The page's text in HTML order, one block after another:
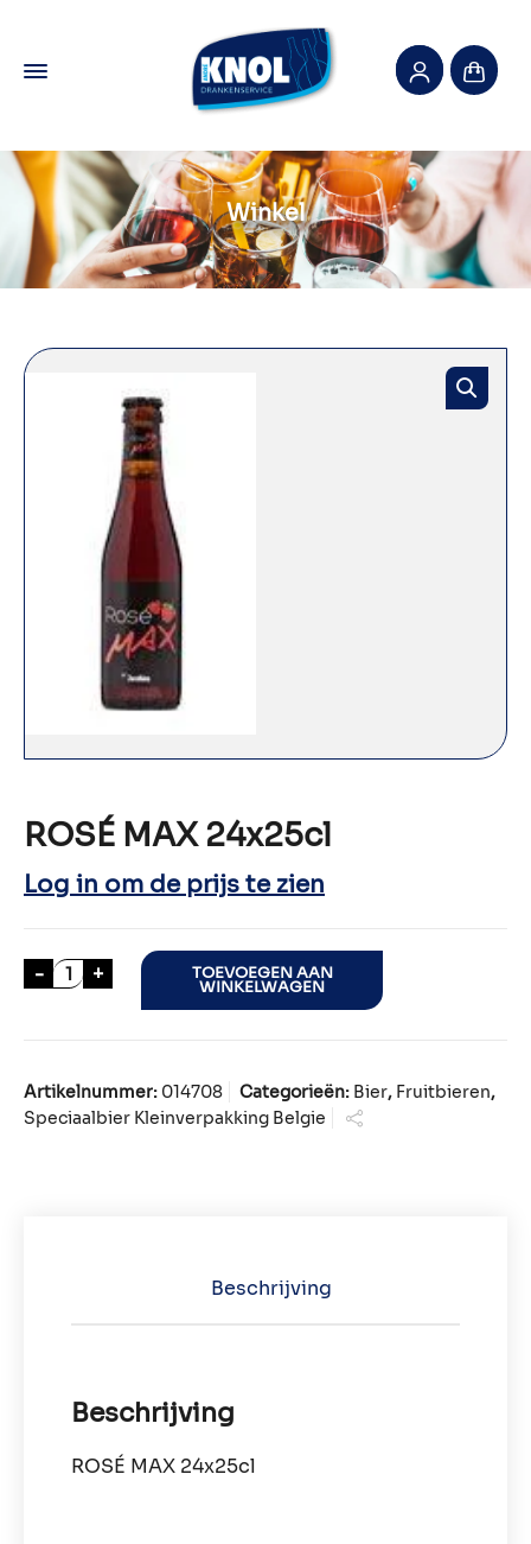
Winkel
ROSÉ MAX 24x25cl
Log in om de prijs te zien
- ROSÉ MAX 24x25cl aantal
+ TOEVOEGEN AAN
WINKELWAGEN
Artikelnummer: 014708 Categorieën: Bier, Fruitbieren,
Speciaalbier Kleinverpakking Belgie
Beschrijving
Beschrijving
ROSÉ MAX 24x25cl